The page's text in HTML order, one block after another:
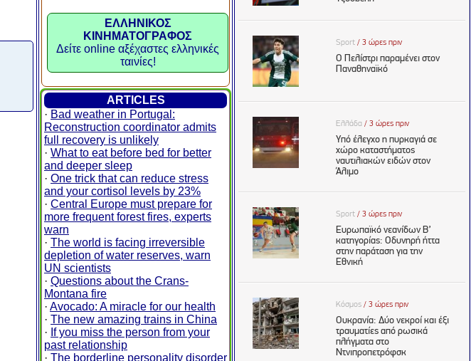
ΕΛΛΗΝΙΚΟΣ
ΚΙΝΗΜΑΤΟΓΡΑΦΟΣ
Δείτε online αξέχαστες ελληνικές
ταινίες!
ARTICLES
· Bad weather in Portugal:
Reconstruction coordinator admits
full recovery is unlikely
· What to eat before bed for better
and deeper sleep
· One trick that can reduce stress
and your cortisol levels by 23%
· Central Europe must prepare for
more frequent forest fires, experts
warn
· The world is facing irreversible
depletion of water reserves, warn
UN scientists
· Questions about the Crans-
Montana fire
· Avocado: A miracle for our health
· The new amazing trains in China
· If you miss the person from your
past relationship
· The borderline personality disorder